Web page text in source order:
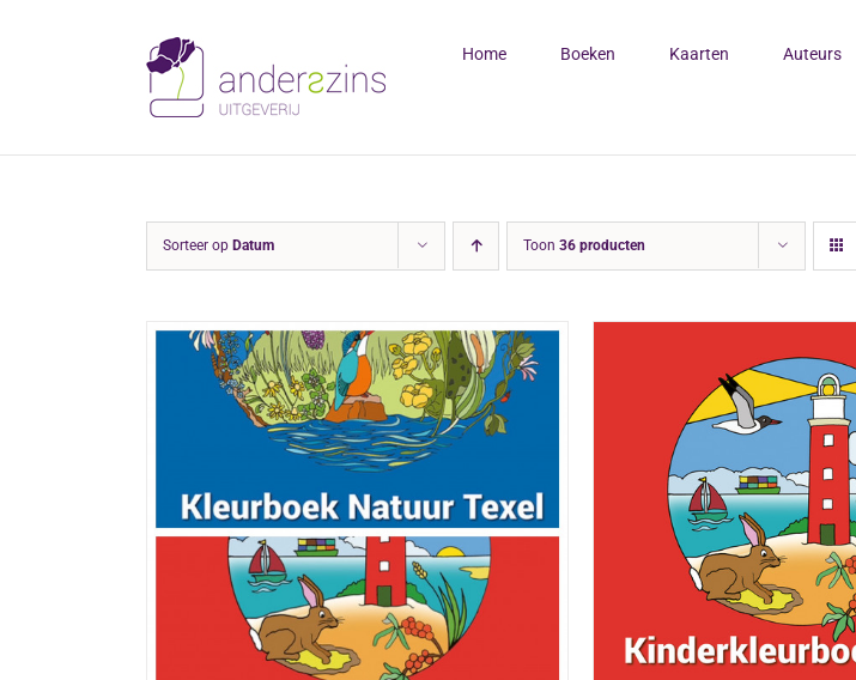
Home Boeken Kaarten Auteurs
Sorteer op Datum Toon 36 producten